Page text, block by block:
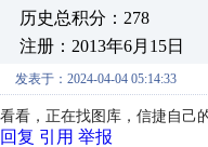
历史总积分：278
注册：2013年6月15日
发表于：2024-04-04 05:14:33
看看，正在找图库，信捷自己
回复 引用 举报